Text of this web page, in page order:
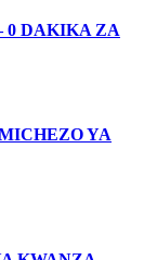
0 DAKIKA ZA
YA